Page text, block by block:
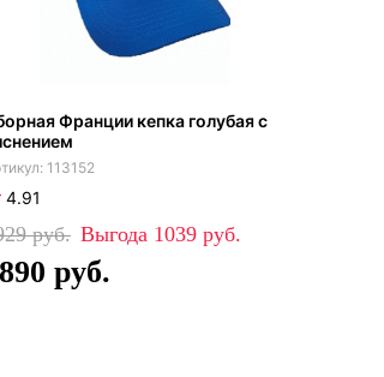
Франции кепка голубая с
113152
4.91
1039